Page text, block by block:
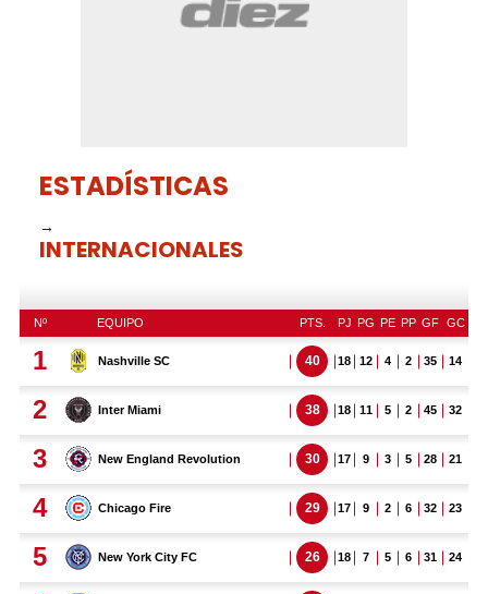
ESTADÍSTICAS
→
INTERNACIONALES